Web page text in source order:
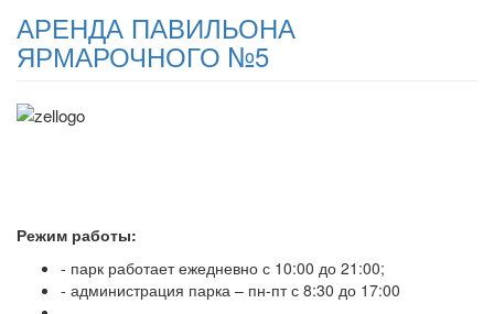
АРЕНДА ПАВИЛЬОНА
ЯРМАРОЧНОГО №5
Режим работы:
- парк работает ежедневно с 10:00 до 21:00;
- администрация парка – пн-пт с 8:30 до 17:00